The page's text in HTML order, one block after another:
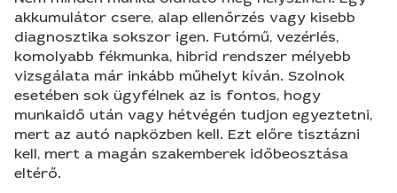
akkumulátor csere, alap ellenőrzés vagy kisebb
diagnosztika sokszor igen. Futómű, vezérlés,
komolyabb fékmunka, hibrid rendszer mélyebb
vizsgálata már inkább műhelyt kíván. Szolnok
esetében sok ügyfélnek az is fontos, hogy
munkaidő után vagy hétvégén tudjon egyeztetni,
mert az autó napközben kell. Ezt előre tisztázni
kell, mert a magán szakemberek időbeosztása
eltérő.